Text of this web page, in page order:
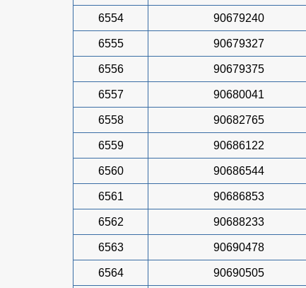
6554 90679240
6555 90679327
6556 90679375
6557 90680041
6558 90682765
6559 90686122
6560 90686544
6561 90686853
6562 90688233
6563 90690478
6564 90690505